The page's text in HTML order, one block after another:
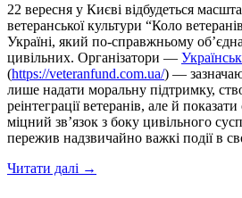
22 вересня у Києві відбудеться
ветеранської культури “Коло
Україні, який по-справжньому
цивільних. Організатори —
(https://veteranfund.com.ua/) —
лише надати моральну підтримку,
реінтеграції ветеранів, але й
міцний зв’язок з боку цивільного
пережив надзвичайно важкі події в
Читати далі Український
→